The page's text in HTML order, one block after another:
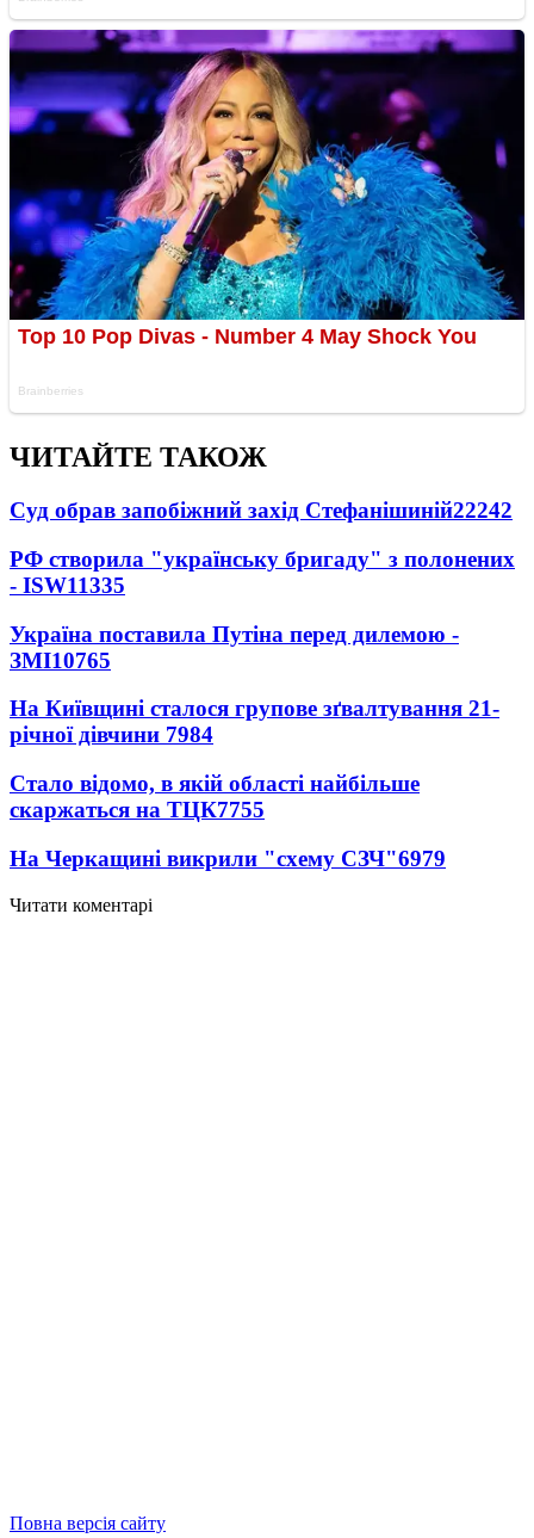
ЧИТАЙТЕ ТАКОЖ
Суд обрав запобіжний захід Стефанішиній22242
РФ створила "українську бригаду" з полонених
- ISW11335
Україна поставила Путіна перед дилемою -
ЗМІ10765
На Київщині сталося групове зґвалтування 21-
річної дівчини 7984
Стало відомо, в якій області найбільше
скаржаться на ТЦК7755
На Черкащині викрили "схему СЗЧ"6979
Читати коментарі
Повна версія сайту